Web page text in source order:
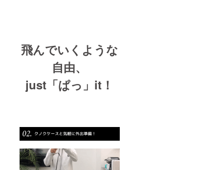
飛んでいくような
自由、
just「ぱっ」it！